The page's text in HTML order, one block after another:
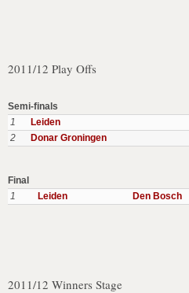
2011/12 Play Offs
Semi-finals
1
Leiden
2
Donar Groningen
Final
1
Leiden Den Bosch
2011/12 Winners Stage